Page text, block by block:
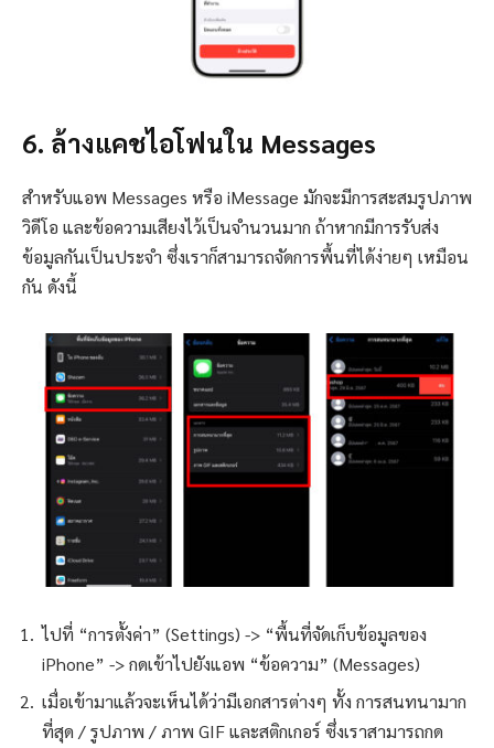
6. ล้างแคชไอโฟนใน Messages
สำหรับแอพ Messages หรือ iMessage มักจะมีการสะสมรูปภาพ
วิดีโอ และข้อความเสียงไว้เป็นจำนวนมาก ถ้าหากมีการรับส่ง
ข้อมูลกันเป็นประจำ ซึ่งเราก็สามารถจัดการพื้นที่ได้ง่ายๆ เหมือน
กัน ดังนี้
ไปที่ “การตั้งค่า” (Settings) -> “พื้นที่จัดเก็บข้อมูลของ
iPhone” -> กดเข้าไปยังแอพ “ข้อความ” (Messages)
เมื่อเข้ามาแล้วจะเห็นได้ว่ามีเอกสารต่างๆ ทั้ง การสนทนามาก
ที่สุด / รูปภาพ / ภาพ GIF และสติกเกอร์ ซึ่งเราสามารถกด